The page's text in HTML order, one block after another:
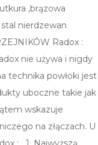
,brązowa
stal nierdzewan
Radox :
nie używa i nigdy
technika powłoki jest
uboczne takie jak
wskazuje
na złączach. U